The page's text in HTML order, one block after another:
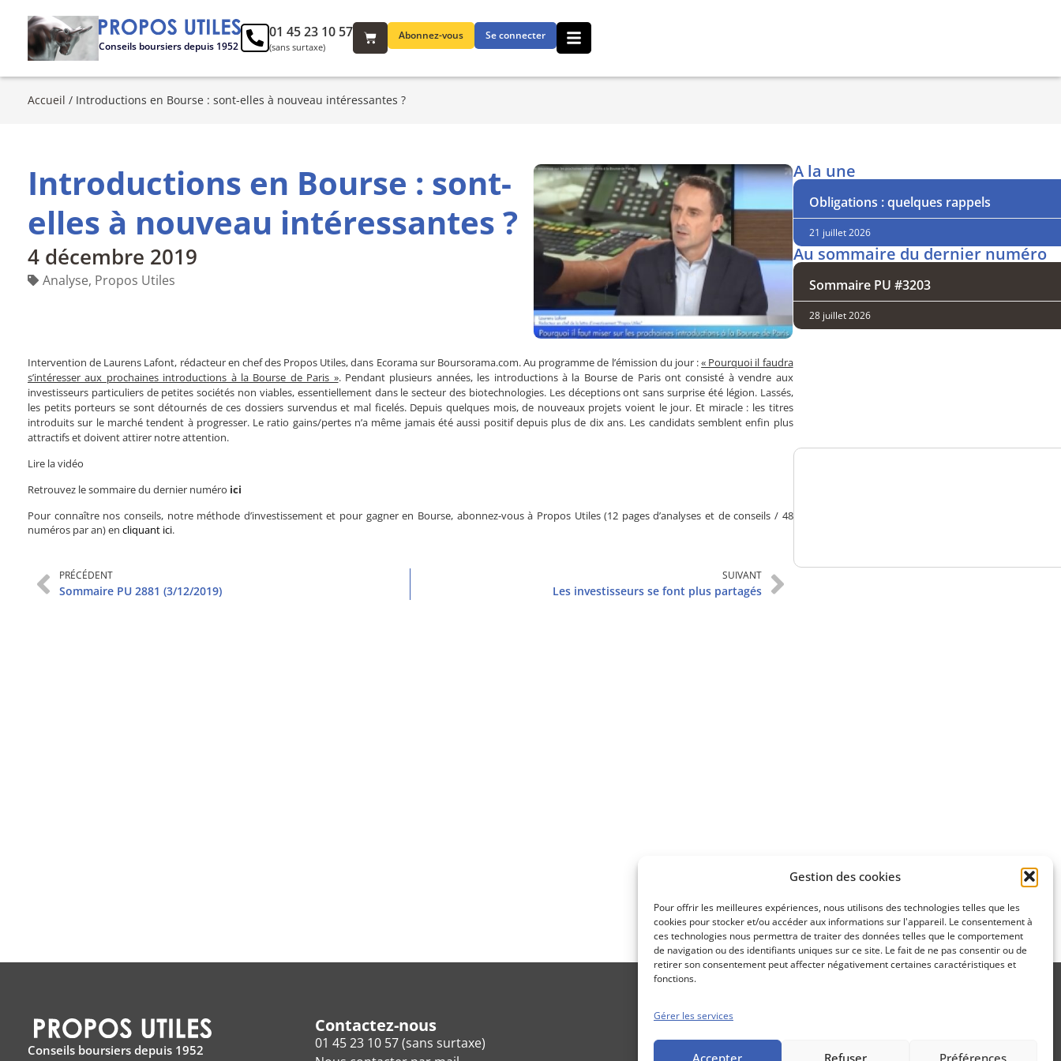
Gestion des cookies
Pour offrir les meilleures expériences, nous utilisons des technologies telles que les
cookies pour stocker et/ou accéder aux informations sur l'appareil. Le consentement à
ces technologies nous permettra de traiter des données telles que le comportement
de navigation ou des identifiants uniques sur ce site. Le fait de ne pas consentir ou de
retirer son consentement peut affecter négativement certaines caractéristiques et
fonctions.
Gérer les services
Accepter Refuser Préférences
Conseils boursiers depuis 1952
Abonnez-vous Se connecter
01 45 23 10 57
(sans surtaxe)
Accueil / Introductions en Bourse : sont-elles à nouveau intéressantes ?
Introductions en Bourse : sont-
elles à nouveau intéressantes ?
4 décembre 2019
Analyse, Propos Utiles
Intervention de Laurens Lafont, rédacteur en chef des Propos Utiles, dans Ecorama sur Boursorama.com. Au programme de l’émission du jour :« Pourquoi il faudra
s’intéresser aux prochaines introductions à la Bourse de Paris ». Pendant plusieurs années, les introductions à la Bourse de Paris ont consisté à vendre aux
investisseurs particuliers de petites sociétés non viables, essentiellement dans le secteur des biotechnologies. Les déceptions ont sans surprise été légion. Lassés,
les petits porteurs se sont détournés de ces dossiers survendus et mal ficelés. Depuis quelques mois, de nouveaux projets voient le jour. Et miracle : les titres
introduits sur le marché tendent à progresser. Le ratio gains/pertes n’a même jamais été aussi positif depuis plus de dix ans. Les candidats semblent enfin plus
attractifs et doivent attirer notre attention.
Lire la vidéo
Retrouvez le sommaire du dernier numéro ici
Pour connaître nos conseils, notre méthode d’investissement et pour gagner en Bourse, abonnez-vous à Propos Utiles (12 pages d’analyses et de conseils / 48
numéros par an) en cliquant ici.
PRÉCÉDENT
Sommaire PU 2881 (3/12/2019)
SUIVANT
Les investisseurs se font plus partagés
A la une
Obligations : quelques rappels
21 juillet 2026
Au sommaire du dernier numéro
Sommaire PU #3203
28 juillet 2026
notre méthode d'investissement
Conseils boursiers depuis 1952
Contactez-nous
01 45 23 10 57 (sans surtaxe)
Propos Utiles est une publication